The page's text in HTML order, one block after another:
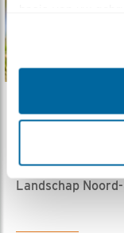
Tip
Overzomeren
02.07.20Een
Landschap